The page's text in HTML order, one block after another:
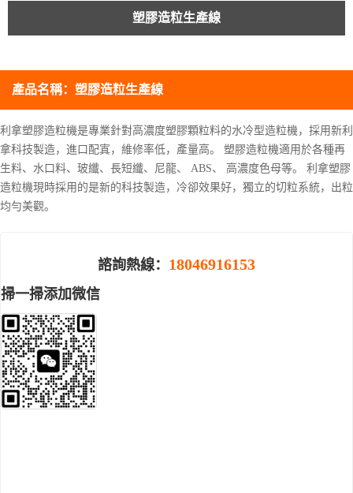
塑膠造粒生產線
產品名稱： 塑膠造粒生產線
利拿塑膠造粒機是專業針對高濃度塑膠顆粒料的水冷型造粒機，採用新利
拿科技製造，進口配寘，維修率低，產量高。 塑膠造粒機適用於各種再
生料、水口料、玻纖、長短纖、尼龍、 ABS、 高濃度色母等。 利拿塑膠
造粒機現時採用的是新的科技製造，冷卻效果好，獨立的切粒系統，出粒
均勻美觀。
諮詢熱線： 18046916153
掃一掃添加微信